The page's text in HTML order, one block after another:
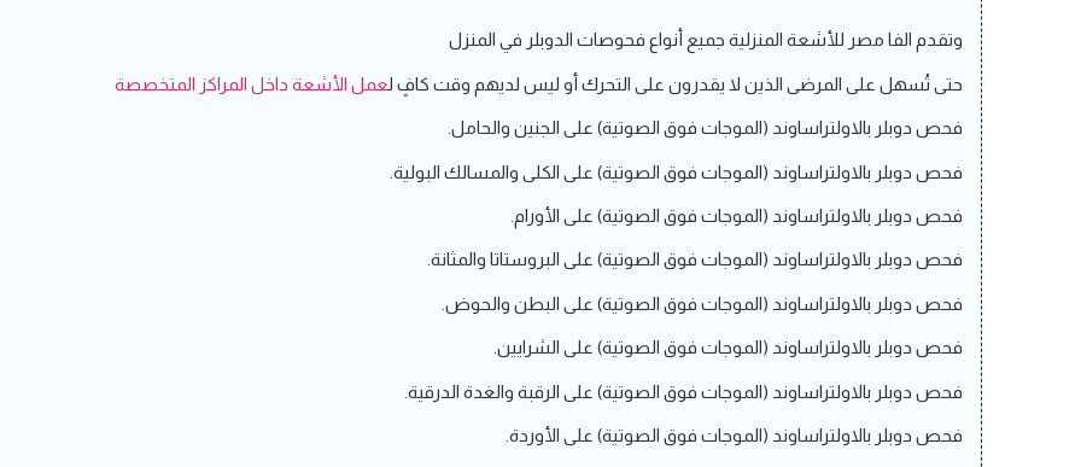
وتقدم الفا مصر للأشعة المنزلية جميع أنواع فحوصات الدوبلر في المنزل
حتى تُسهل على المرضى الذين لا يقدرون على التحرك أو ليس لديهم وقت كافٍ لعمل الأشعة داخل المراكز المتخصصة
فحص دوبلر بالاولتراساوند (الموجات فوق الصوتية) على الجنين والحامل.
فحص دوبلر بالاولتراساوند (الموجات فوق الصوتية) على الكلى والمسالك البولية.
فحص دوبلر بالاولتراساوند (الموجات فوق الصوتية) على الأورام.
فحص دوبلر بالاولتراساوند (الموجات فوق الصوتية) على البروستاتا والمثانة.
فحص دوبلر بالاولتراساوند (الموجات فوق الصوتية) على البطن والحوض.
فحص دوبلر بالاولتراساوند (الموجات فوق الصوتية) على الشرايين.
فحص دوبلر بالاولتراساوند (الموجات فوق الصوتية) على الرقبة والغدة الدرقية.
فحص دوبلر بالاولتراساوند (الموجات فوق الصوتية) على الأوردة.